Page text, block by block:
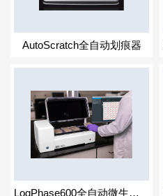
AutoScratch全自动划痕器
LogPhase600全自动微生物生长监测仪